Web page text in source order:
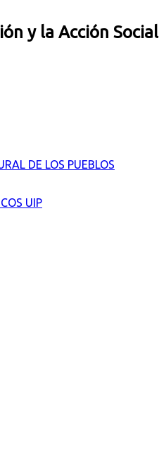
y la Acción Social
DE LOS PUEBLOS
UIP